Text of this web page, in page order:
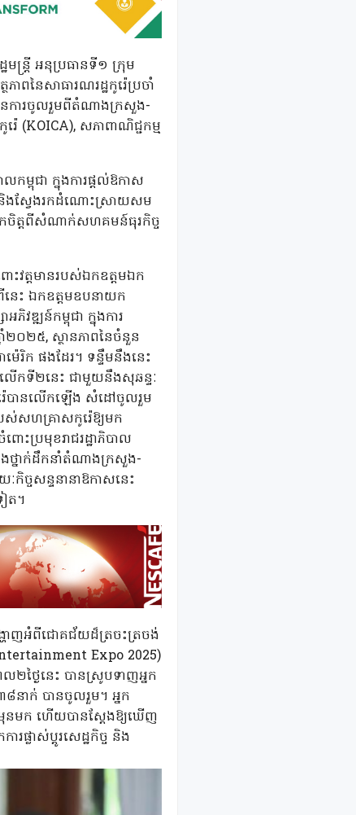
មន្ត្រី អនុប្រធានទី១ ក្រុម
ពនៃសាធារណរដ្ឋកូរ៉េប្រចាំ
ានការចូលរួមពីតំណាងក្រសួង-
រ៉េ (KOICA), សភាពាណិជ្ជកម្ម
កម្ពុជា ក្នុងការផ្តល់ឱកាស
ងស្វែងរកដំណោះស្រាយសម
កចិត្តពីសំណាក់សហគមន៍ធុរកិច្ច
ះវត្តមានរបស់ឯកឧត្តមឯក
េះ ឯកឧត្តមឧបនាយក
ភិវឌ្ឍន៍កម្ពុជា ក្នុងការ
០២៥, ស្ថានភាពនៃចំនួន
េរិក ផងដែរ។ ទន្ទឹមនឹងនេះ
ើកទី២នេះ ជាមួយនឹងសុឆន្ទៈ
េបានលើកឡើង សំដៅចូលរួម
បស់សហគ្រាសកូរ៉េឱ្យមក
ះប្រមុខរាជរដ្ឋាភិបាល
ងថ្នាក់ដឹកនាំតំណាងក្រសួង-
ច្ចសន្ទនានាឱកាសនេះ
ត។
ង្ហាញអំពីជោគជ័យដ៏ត្រចះត្រចង់
Expo 2025)
២ថ្ងៃនេះ បានស្រូបទាញអ្នក
នាក់ បានចូលរួម។ អ្នក
មុនមក ហើយបានស្តែងឱ្យឃើញ
ផ្លាស់ប្តូរសេដ្ឋកិច្ច និង